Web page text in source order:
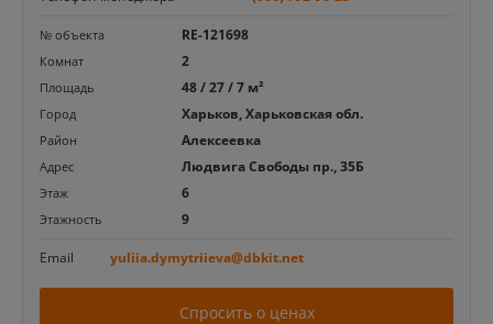
№ объекта RE-121698
Комнат 2
Площадь 48 / 27 / 7 м²
Город Харьков, Харьковская обл.
Район Алексеевка
Адрес Людвига Свободы пр., 35Б
Этаж 6
Этажность 9
Email yuliia.dymytriieva@dbkit.net
Спросить о ценах